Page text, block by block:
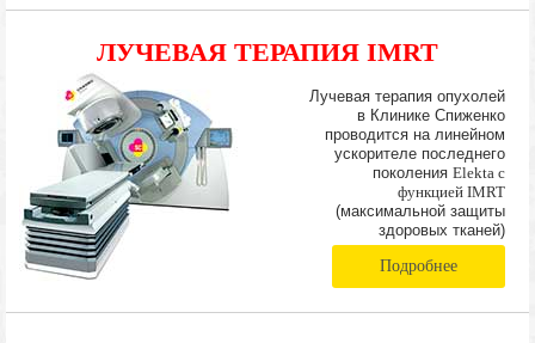
ЛУЧЕВАЯ ТЕРАПИЯ IMRT
Лучевая терапия опухолей
в Клинике Спиженко
проводится на линейном
ускорителе последнего
поколения Elekta с
функцией IMRT
(максимальной защиты
здоровых тканей)
Подробнее